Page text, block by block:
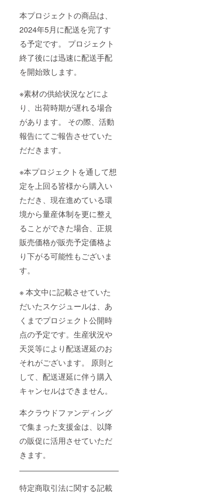
本プロジェクトの商品は、
2024年5月に配送を完了す
る予定です。 プロジェクト
終了後には迅速に配送手配
を開始致します。
※素材の供給状況などによ
り、出荷時期が遅れる場合
があります。 その際、活動
報告にてご報告させていた
だだきます。
※本プロジェクトを通して想
定を上回る皆様から購入い
ただき、現在進めている環
境から量産体制を更に整え
ることができた場合、正規
販売価格が販売予定価格よ
り下がる可能性もございま
す。
※ 本文中に記載させていた
だいたスケジュールは、あ
くまでプロジェクト公開時
点の予定です。生産状況や
天災等により配送遅延のお
それがございます。 原則と
して、配送遅延に伴う購入
キャンセルはできません。
本クラウドファンディング
で集まった支援金は、以降
の販促に活用させていただ
きます。
特定商取引法に関する記載